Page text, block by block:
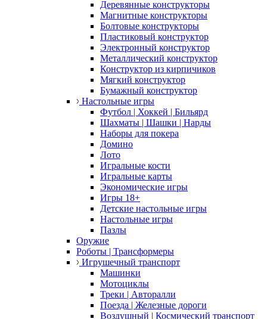
Деревянные конструкторы
Магнитные конструкторы
Болтовые конструкторы
Пластиковый конструктор
Электронный конструктор
Металлический конструктор
Конструктор из кирпичиков
Мягкий конструктор
Бумажный конструктор
Настольные игры
Футбол | Хоккей | Бильярд
Шахматы | Шашки | Нарды
Наборы для покера
Домино
Лото
Игральные кости
Игральные карты
Экономические игры
Игры 18+
Детские настольные игры
Настольные игры
Пазлы
Оружие
Роботы | Трансформеры
Игрушечный транспорт
Машинки
Мотоциклы
Треки | Авторалли
Поезда | Железные дороги
Воздушный | Космический транспорт